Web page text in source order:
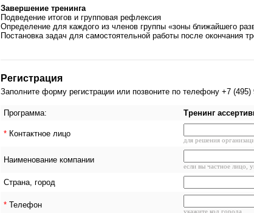
Завершение тренинга
Подведение итогов и групповая рефлексия
Определение для каждого из членов группы «зоны ближайшего
Постановка задач для самостоятельной работы после окончания
Регистрация
Заполните форму регистрации или позвоните по телефону +7 (495)